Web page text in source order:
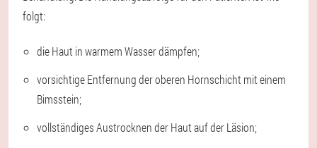
folgt:
die Haut in warmem Wasser dämpfen;
vorsichtige Entfernung der oberen Hornschicht mit einem
Bimsstein;
vollständiges Austrocknen der Haut auf der Läsion;